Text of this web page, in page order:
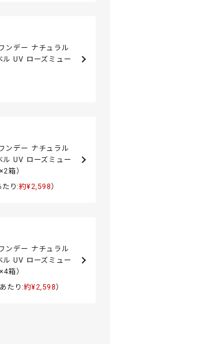
ンデー ナチュラル
ル UV ローズミュー
ンデー ナチュラル
ル UV ローズミュー
箱）
り:約¥2,598）
ンデー ナチュラル
ル UV ローズミュー
箱）
たり:約¥2,598）